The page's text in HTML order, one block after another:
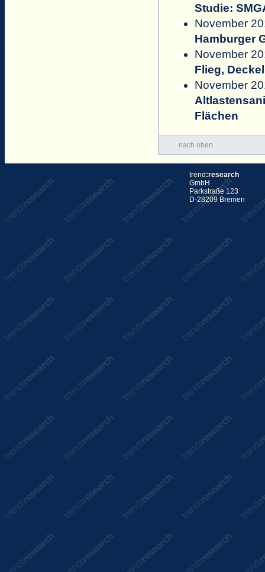
Studie:
November
Hamburger
November
Flieg,
November
Flächen
nach oben
trend :research
GmbH
Parkstraße 123
D-28209 Bremen